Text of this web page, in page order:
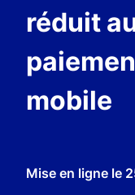
réduit
mobile
Mise en ligne le